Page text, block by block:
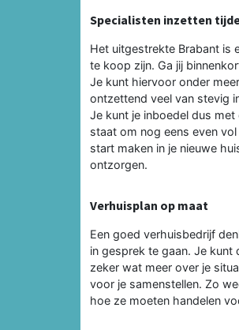
Specialisten inzetten
Het uitgestrekte Brabant is
te koop zijn. Ga jij
Je kunt hiervoor onder
ontzettend veel van stevig
Je kunt je inboedel dus
staat om nog eens even
start maken in je nieuwe
ontzorgen.
Verhuisplan op maat
Een goed verhuisbedrijf
in gesprek te gaan. Je kunt
zeker wat meer over je
voor je samenstellen. Zo
hoe ze moeten handelen